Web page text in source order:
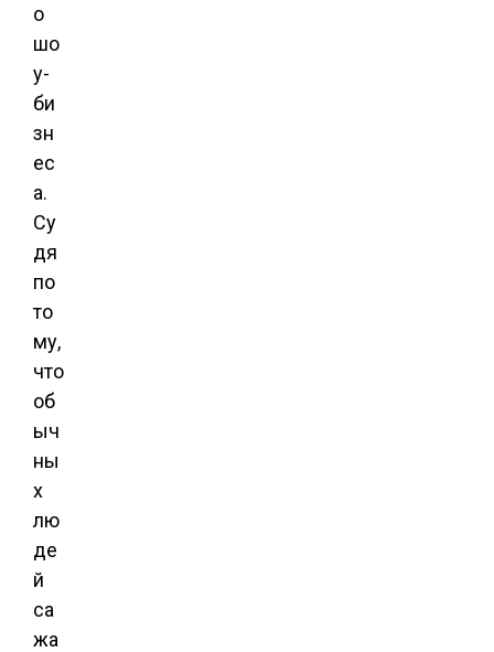
о
шо
у-
би
зн
ес
а.
Су
дя
по
то
му,
что
об
ыч
ны
х
лю
де
й
са
жа